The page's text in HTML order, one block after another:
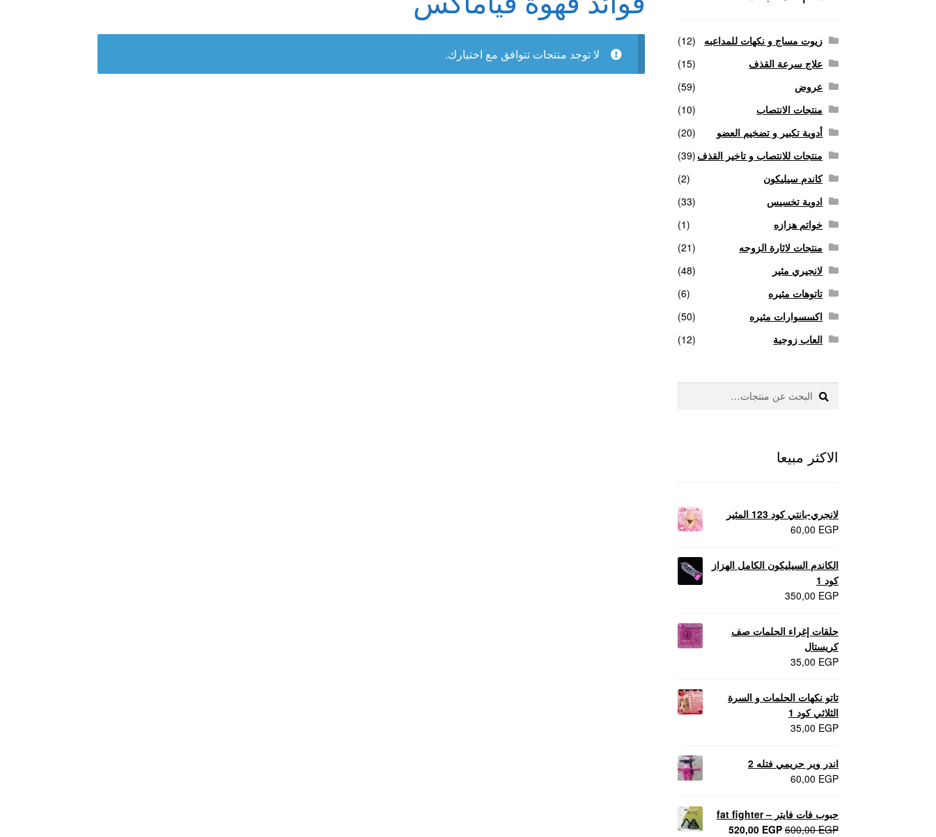
منتجات للانتصاب و تاخير القذف
لا توجد منتجات تتوافق مع اختيارك.
زيوت مساج و نكهات للمداعبه
(12)
علاج سرعة القذف
(15)
عروض
(59)
منتجات الانتصاب
(10)
أدوية تكبير و تضخيم العضو
(20)
منتجات للانتصاب و تاخير القذف (39)
كاندم سيليكون
(2)
ادوية تخسيس
(33)
خواتم هزازه
(1)
منتجات لاثارة الزوجه
(21)
لانجيري مثير
(48)
تاتوهات مثيره
(6)
اكسسوارات مثيره
(50)
العاب زوجية
(12)
البحث
عن:
بحث
الاكثر مبيعا
لانجري-بانتي كود 123 المثير
60,00 EGP
الكاندم السيليكون الكامل الهزاز
كود 1
350,00 EGP
حلقات إغراء الحلمات صف
كريستال
35,00 EGP
تاتو نكهات الحلمات و السرة
الثلاثي كود 1
35,00 EGP
اندر وير حريمي فتله 2
60,00 EGP
حبوب فات فايتر – fat fighter
600,00EGP
السعر520,00 EGP
السعر